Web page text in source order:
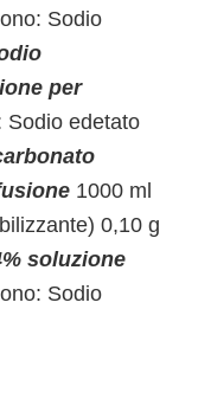
Sodio
per
Sodio edetato
1000 ml
0,10 g
soluzione
Sodio